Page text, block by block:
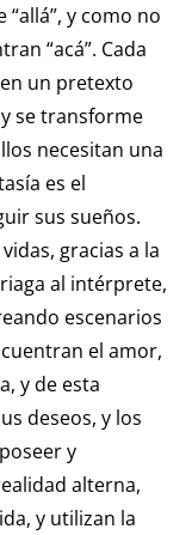
y como no
“acá”. Cada
un pretexto
se transforme
necesitan una
es el
sus sueños.
gracias a la
al intérprete,
escenarios
el amor,
y de esta
deseos, y los
y
alterna,
y utilizan la